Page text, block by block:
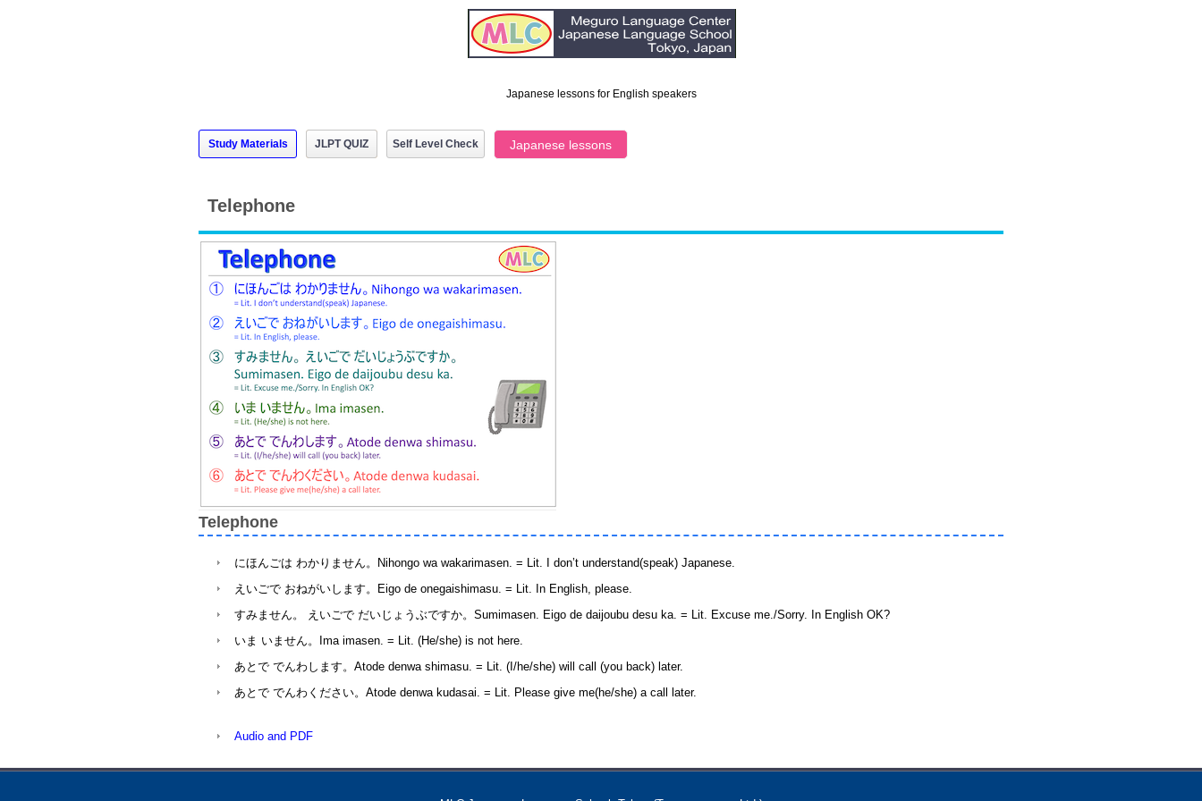
Japanese lessons for English speakers
Study Materials JLPT QUIZ Self Level Check Japanese lessons
Telephone
Telephone
にほんごは わかりません。Nihongo wa wakarimasen. = Lit. I don’t understand(speak) Japanese.
えいごで おねがいします。Eigo de onegaishimasu. = Lit. In English, please.
すみません。 えいごで だいじょうぶですか。Sumimasen. Eigo de daijoubu desu ka. = Lit. Excuse me./Sorry. In English OK?
いま いません。Ima imasen. = Lit. (He/she) is not here.
あとで でんわします。Atode denwa shimasu. = Lit. (I/he/she) will call (you back) later.
あとで でんわください。Atode denwa kudasai. = Lit. Please give me(he/she) a call later.
Audio and PDF